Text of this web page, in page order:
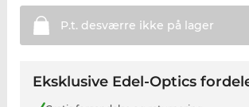
P.t. desværre ikke på lager
Eksklusive Edel-Optics